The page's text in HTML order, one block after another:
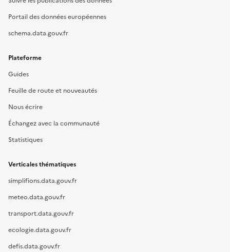
Portail des données européennes
schema.data.gouv.fr
Plateforme
Guides
Feuille de route et nouveautés
Nous écrire
Échangez avec la communauté
Statistiques
Verticales thématiques
simplifions.data.gouv.fr
meteo.data.gouv.fr
transport.data.gouv.fr
ecologie.data.gouv.fr
defis.data.gouv.fr